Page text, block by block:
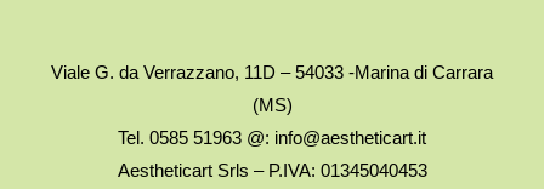
Viale G. da Verrazzano, 11D – 54033 -Marina di Carrara
(MS)
Tel. 0585 51963 @: info@aestheticart.it
Aestheticart Srls – P.IVA: 01345040453